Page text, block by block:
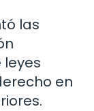
las
en